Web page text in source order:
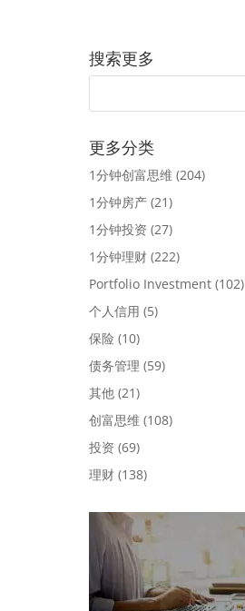
搜索更多
更多分类
1分钟创富思维 (204)
1分钟房产 (21)
1分钟投资 (27)
1分钟理财 (222)
Portfolio Investment (102)
个人信用 (5)
保险 (10)
债务管理 (59)
其他 (21)
创富思维 (108)
投资 (69)
理财 (138)